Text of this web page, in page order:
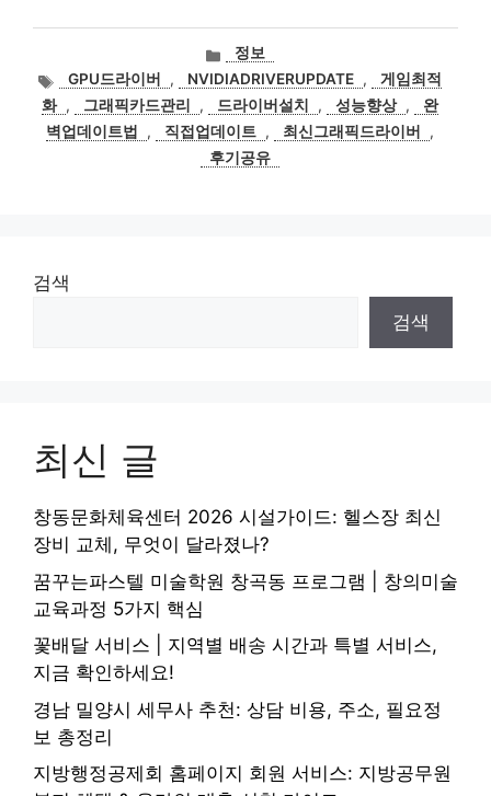
카
테
고
리
정보
태GPU드라이버 , NVIDIADRIVERUPDATE ,
게임최적
화 , 그래픽카드관리 , 드라이버설치 , 성능향상 ,
완
벽업데이트법
, 직접업데이트 , 최신그래픽드라이버
,
후기공유
검색
검색
최신 글
창동문화체육센터 2026 시설가이드: 헬스장 최신
장비 교체, 무엇이 달라졌나?
꿈꾸는파스텔 미술학원 창곡동 프로그램 | 창의미술
교육과정 5가지 핵심
꽃배달 서비스 | 지역별 배송 시간과 특별 서비스,
지금 확인하세요!
경남 밀양시 세무사 추천: 상담 비용, 주소, 필요정
보 총정리
지방행정공제회 홈페이지 회원 서비스: 지방공무원